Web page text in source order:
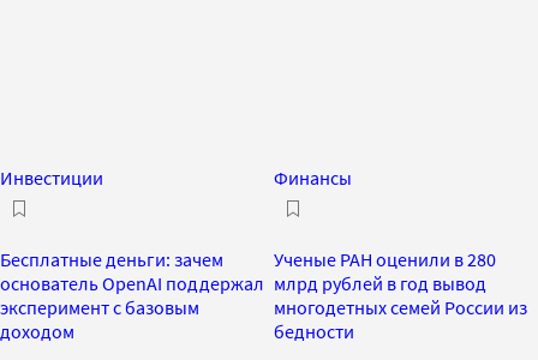
Инвестиции
Бесплатные деньги: зачем
основатель OpenAI поддержал
эксперимент с базовым
доходом
Финансы
Ученые РАН оценили в 280
млрд рублей в год вывод
многодетных семей России из
бедности